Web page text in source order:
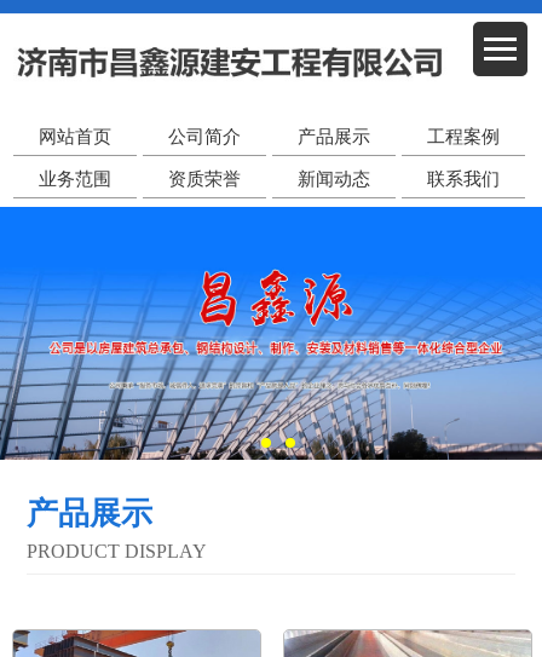
网站首页 公司简介 产品展示 工程案例
业务范围 资质荣誉 新闻动态 联系我们
产品展示
PRODUCT DISPLAY